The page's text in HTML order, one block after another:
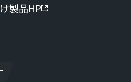
製品HP